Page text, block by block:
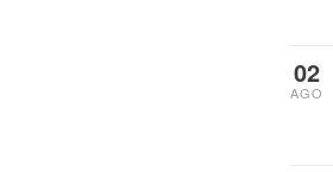
02
AGO